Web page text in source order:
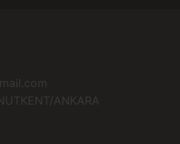
ANKARA